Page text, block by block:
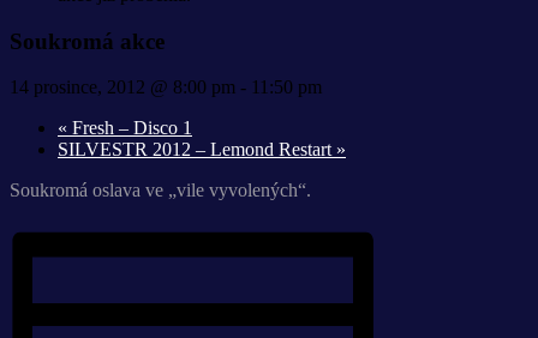
Soukromá akce
14 prosince, 2012 @ 8:00 pm - 11:50 pm
« Fresh – Disco 1
SILVESTR 2012 – Lemond Restart »
Soukromá oslava ve „vile vyvolených“.